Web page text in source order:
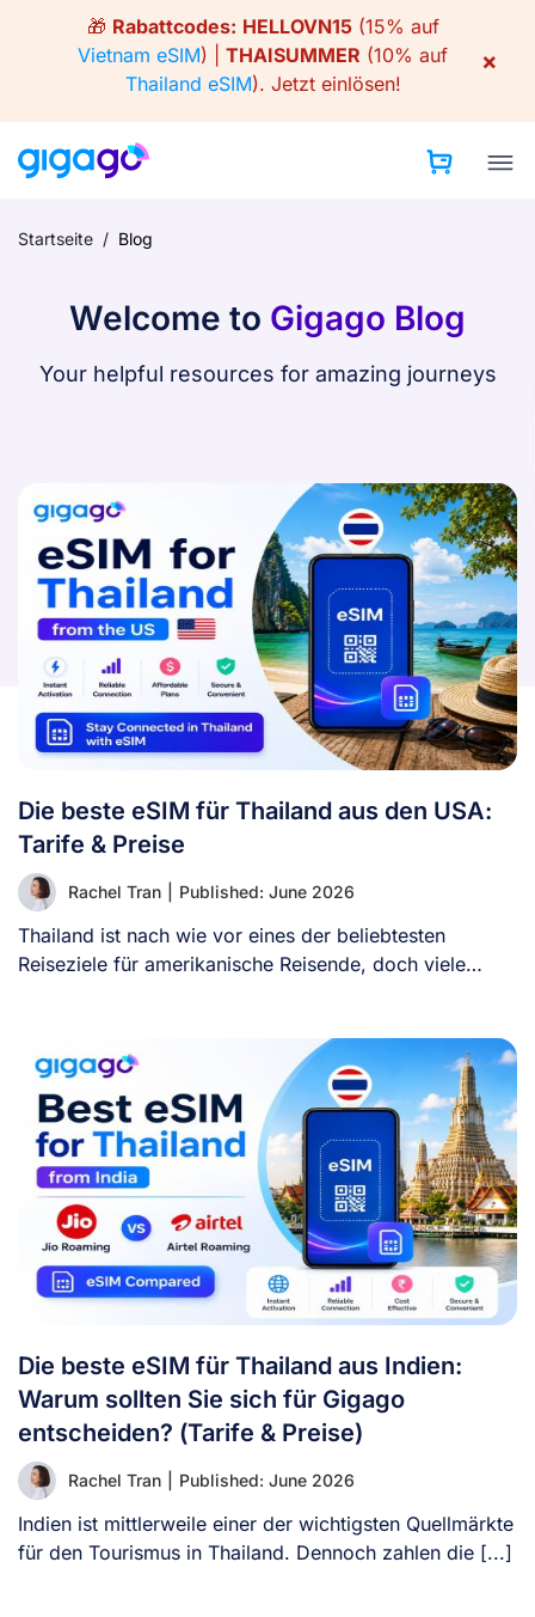
🎁 Rabattcodes: HELLOVN15(15% auf
Vietnam eSIM) | THAISUMMER (10% auf
Thailand eSIM). Jetzt einlösen!
×
Startseite / Blog
Welcome to Gigago Blog
Your helpful resources for amazing journeys
Die beste eSIM für Thailand aus den USA:
Tarife & Preise
Rachel Tran Published: June 2026
Thailand ist nach wie vor eines der beliebtesten
Reiseziele für amerikanische Reisende, doch viele
Die beste eSIM für Thailand aus Indien:
Warum sollten Sie sich für Gigago
entscheiden? (Tarife & Preise)
Rachel Tran Published: June 2026
Indien ist mittlerweile einer der wichtigsten Quellmärkte
für den Tourismus in Thailand. Dennoch zahlen die [...]